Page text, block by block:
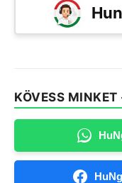
KÖVESS